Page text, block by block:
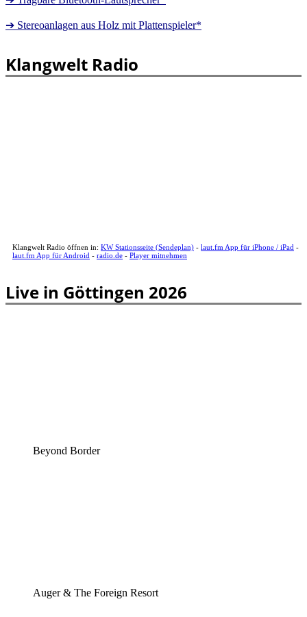
➔ Stereoanlagen aus Holz mit Plattenspieler*
Klangwelt Radio
Klangwelt Radio öffnen in: KW Stationsseite (Sendeplan) - laut.fm App für iPhone / iPad -
laut.fm App für Android - radio.de - Player mitnehmen
Live in Göttingen 2026
Beyond Border
Auger & The Foreign Resort